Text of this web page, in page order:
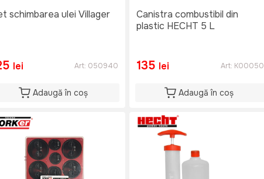
schimbarea ulei Villager
lei Art: 050940
Adaugă în coș
Canistra combustibil din
plastic HECHT 5 L
135 lei Art: K00050
Adaugă în coș